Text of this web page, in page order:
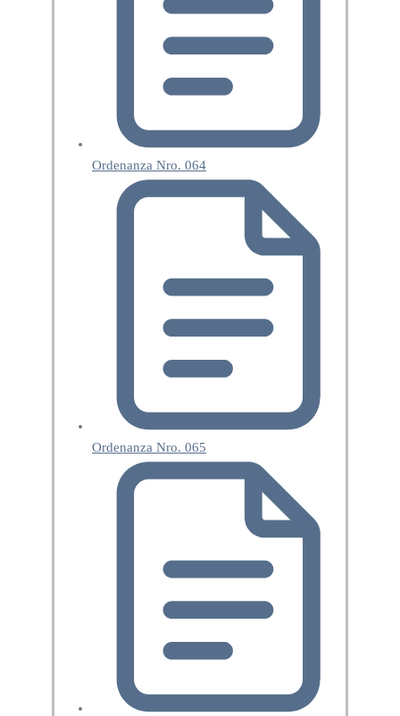
Ordenanza Nro. 064
Ordenanza Nro. 065